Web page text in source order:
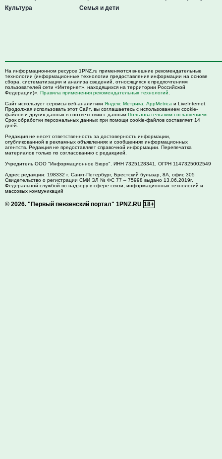
Культура
Семья и дети
На информационном ресурсе 1PNZ.ru применяются внешние рекомендательные
технологии (информационные технологии предоставления информации на основе
сбора, систематизации и анализа сведений, относящихся к предпочтениям
пользователей сети «Интернет», находящихся на территории Российской
Федерации)». Правила применения рекомендательных технологий
Сайт использует сервисы веб-аналитики Яндекс Метрика AppMetrica и LiveInternet.
Продолжая использовать этот Сайт, вы соглашаетесь с использованием cookie-
файлов и других данных в соответствии с данным Пользовательским соглашением
Срок обработки персональных данных при помощи cookie-файлов составляет 14
дней.
Редакция не несет ответственность за достоверность информации,
опубликованной в рекламных объявлениях и сообщениях информационных
агентств. Редакция не предоставляет справочной информации. Перепечатка
материалов только по согласованию с редакцией.
Учредитель ООО "Информационное Бюро". ИНН 7325128341, ОГРН 1147325002549
Адрес редакции: 198332 г. Санкт-Петербург, Брестский бульвар, 8А, офис 305
Свидетельство о регистрации СМИ ЭЛ № ФС 77 – 75998 выдано 13.06.2019г.
Федеральной службой по надзору в сфере связи, информационных технологий и
массовых коммуникаций
© 2026. "Первый пензенский портал" 1PNZ.RU 18+